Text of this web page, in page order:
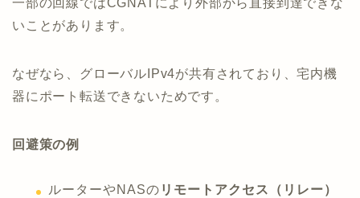
一部の回線ではCGNATにより外部から直接到達できな
いことがあります。
なぜなら、グローバルIPv4が共有されており、宅内機
器にポート転送できないためです。
回避策の例
ルーターやNASの リモートアクセス（リレー）